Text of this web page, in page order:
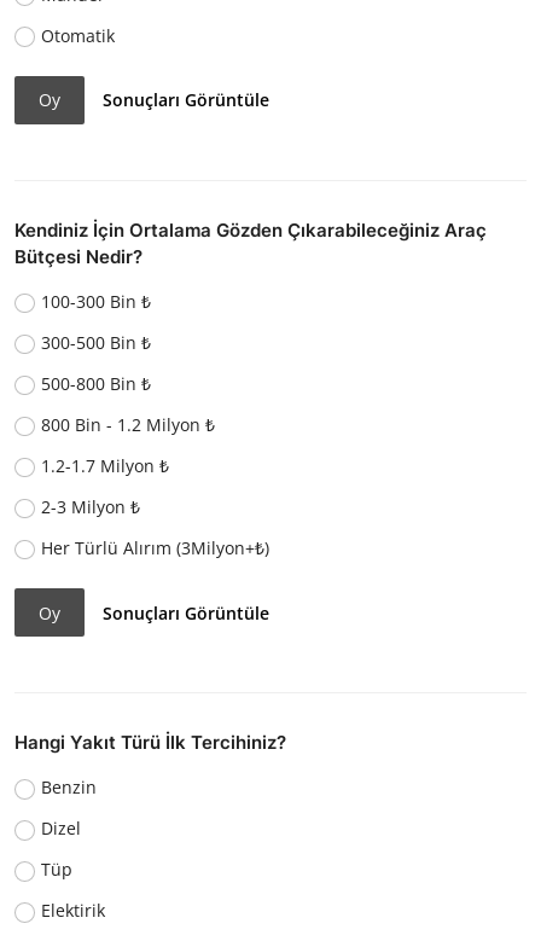
Otomatik
Oy Sonuçları Görüntüle
Kendiniz İçin Ortalama Gözden Çıkarabileceğiniz Araç
Bütçesi Nedir?
100-300 Bin ₺
300-500 Bin ₺
500-800 Bin ₺
800 Bin - 1.2 Milyon ₺
1.2-1.7 Milyon ₺
2-3 Milyon ₺
Her Türlü Alırım (3Milyon+₺)
Oy Sonuçları Görüntüle
Hangi Yakıt Türü İlk Tercihiniz?
Benzin
Dizel
Tüp
Elektirik